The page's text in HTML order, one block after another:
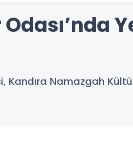
Kandıra Namazgah